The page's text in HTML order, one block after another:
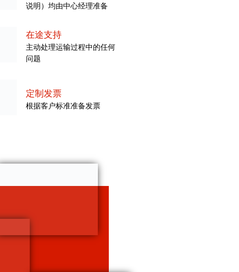
说明）均由中心经理准备
在途支持
主动处理运输过程中的任何
问题
定制发票
根据客户标准准备发票